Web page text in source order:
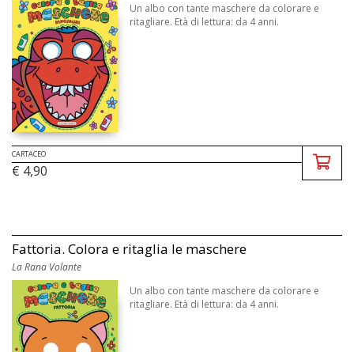
Un albo con tante maschere da colorare e
ritagliare. Età di lettura: da 4 anni.
CARTACEO
€ 4,90
Fattoria. Colora e ritaglia le maschere
La Rana Volante
Un albo con tante maschere da colorare e
ritagliare. Età di lettura: da 4 anni.